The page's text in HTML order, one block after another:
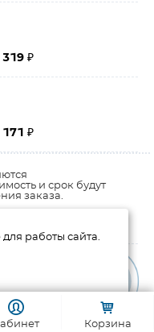
319 ₽
171 ₽
и срок будут
заказа.
Проходная клемма UKJ-2.5(BU) →
Корзина
работы сайта.